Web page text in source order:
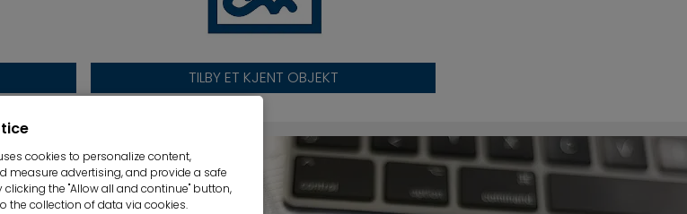
TILBY ET KJENT OBJEKT
cookies to personalize content,
measure advertising, and provide a safe
clicking the "Allow all and continue" button,
the collection of data via cookies.